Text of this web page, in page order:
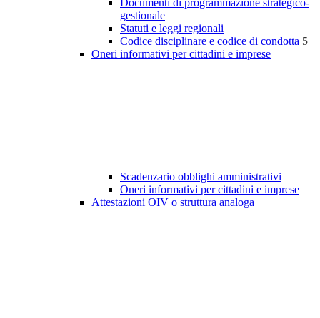
Documenti di programmazione strategico-
gestionale
Statuti e leggi regionali
Codice disciplinare e codice di condotta 5
Oneri informativi per cittadini e imprese
Scadenzario obblighi amministrativi
Oneri informativi per cittadini e imprese
Attestazioni OIV o struttura analoga